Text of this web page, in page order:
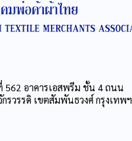
562 อาคารเอสพรีม ชั้น 4 ถนน
รวรรดิ เขตสัมพันธวงศ์ กรุงเทพฯ